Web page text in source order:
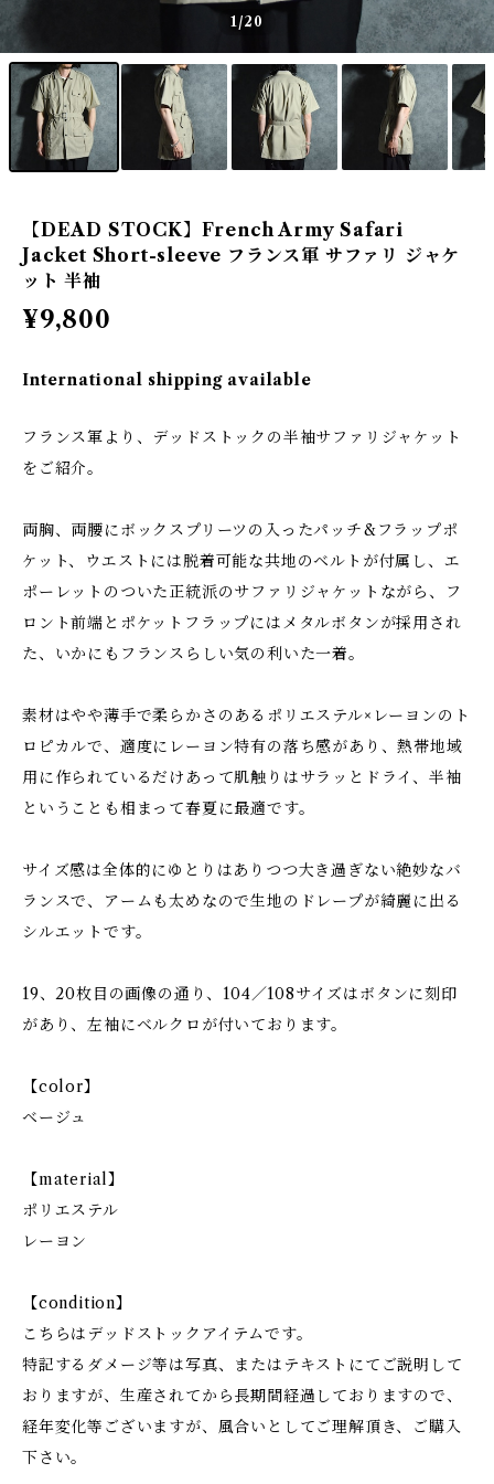
1/20
【DEAD STOCK】French Army Safari
Jacket Short-sleeve フランス軍 サファリ ジャケ
ット 半袖
¥9,800
International shipping available
フランス軍より、デッドストックの半袖サファリジャケット
をご紹介。
両胸、両腰にボックスプリーツの入ったパッチ&フラップポ
ケット、ウエストには脱着可能な共地のベルトが付属し、エ
ポーレットのついた正統派のサファリジャケットながら、フ
ロント前端とポケットフラップにはメタルボタンが採用され
た、いかにもフランスらしい気の利いた一着。
素材はやや薄手で柔らかさのあるポリエステル×レーヨンのト
ロピカルで、適度にレーヨン特有の落ち感があり、熱帯地域
用に作られているだけあって肌触りはサラッとドライ、半袖
ということも相まって春夏に最適です。
サイズ感は全体的にゆとりはありつつ大き過ぎない絶妙なバ
ランスで、アームも太めなので生地のドレープが綺麗に出る
シルエットです。
19、20枚目の画像の通り、104／108サイズはボタンに刻印
があり、左袖にベルクロが付いております。
【color】
ベージュ
【material】
ポリエステル
レーヨン
【condition】
こちらはデッドストックアイテムです。
特記するダメージ等は写真、またはテキストにてご説明して
おりますが、生産されてから長期間経過しておりますので、
経年変化等ございますが、風合いとしてご理解頂き、ご購入
下さい。